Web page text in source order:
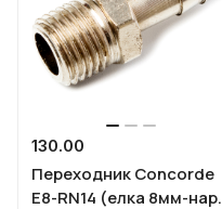
130.00
Переходник Concorde
E8-RN14 (елка 8мм-нар.